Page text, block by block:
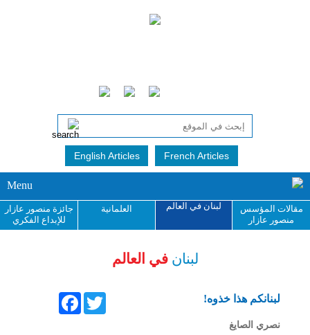
English Articles French Articles
Menu
مقالات المؤسس
منصور عازار
لبنان في العالم العلمانية
جائزة منصور عازار
للإبداع الفكري
لبنان في العالم
FacebookTwitter لبنانكم هذا خذوه!
نصري الصايغ